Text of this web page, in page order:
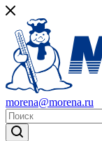
morena@morena.ru